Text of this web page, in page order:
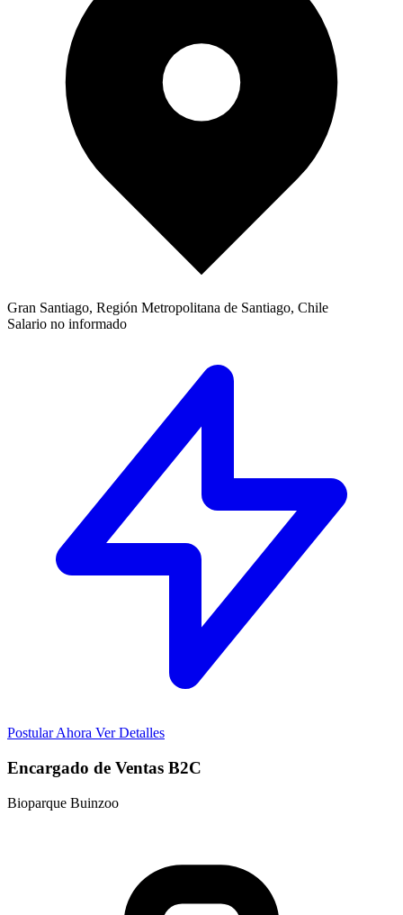
Gran Santiago, Región Metropolitana de Santiago, Chile
Salario no informado
Postular Ahora Ver Detalles
Encargado de Ventas B2C
Bioparque Buinzoo